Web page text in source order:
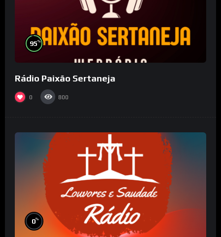
95%
Rádio Paixão Sertaneja
0 800
0%